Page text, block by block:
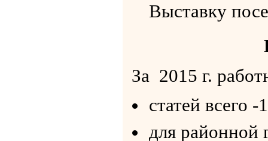
Выставку
За 2015 г.
статей всего
для районной